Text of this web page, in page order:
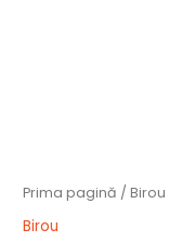
Prima pagină /Birou
Birou